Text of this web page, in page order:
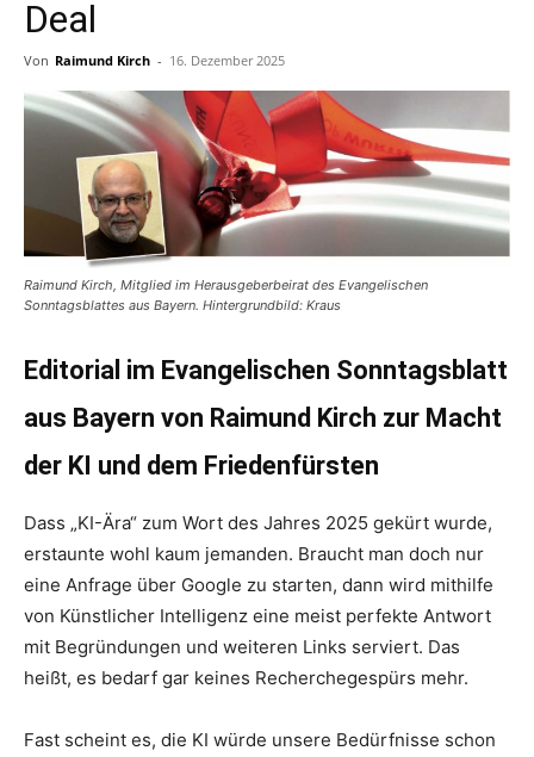
Deal
Von Raimund Kirch - 16. Dezember 2025
Raimund Kirch, Mitglied im Herausgeberbeirat des Evangelischen
Sonntagsblattes aus Bayern. Hintergrundbild: Kraus
Editorial im Evangelischen Sonntagsblatt
aus Bayern von Raimund Kirch zur Macht
der KI und dem Friedenfürsten
Dass „KI-Ära“ zum Wort des Jahres 2025 gekürt wurde,
erstaunte wohl kaum jemanden. Braucht man doch nur
eine Anfrage über Google zu starten, dann wird mithilfe
von Künstlicher Intelligenz eine meist perfekte Antwort
mit Begründungen und weiteren Links serviert. Das
heißt, es bedarf gar keines Recherchegespürs mehr.
Fast scheint es, die KI würde unsere Bedürfnisse schon